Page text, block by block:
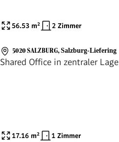
56.53 m² 2 Zimmer
5020 SALZBURG, Salzburg-Liefering
Shared Office in zentraler Lage
17.16 m² 1 Zimmer